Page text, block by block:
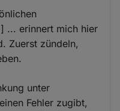
... erinnert mich hier
Zuerst zündeln,
unter
Fehler zugibt,